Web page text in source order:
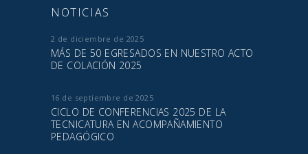
NOTICIAS
2 de diciembre de 2025
MÁS DE 50 EGRESADOS EN NUESTRO ACTO
DE COLACIÓN 2025
16 de septiembre de 2025
CICLO DE CONFERENCIAS 2025 DE LA
TECNICATURA EN ACOMPAÑAMIENTO
PEDAGÓGICO